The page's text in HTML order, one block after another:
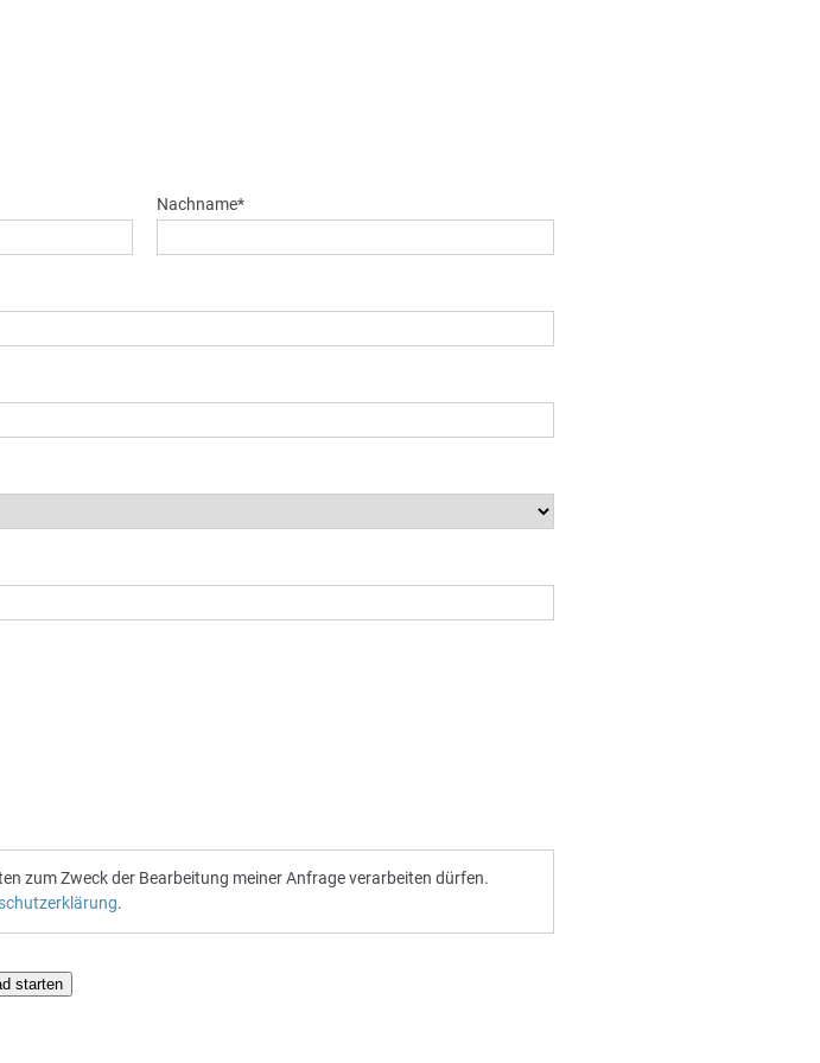
Nachname*
zum Zweck der Bearbeitung meiner Anfrage verarbeiten dürfen.
.
starten